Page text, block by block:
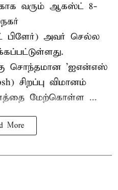
வரும் ஆகஸ்ட் 8-
பிளேர்) அவர் செல்ல
சொந்தமான 'ஐஎன்எஸ்
சிறப்பு விமானம்
மேற்கொள்ள ...
More